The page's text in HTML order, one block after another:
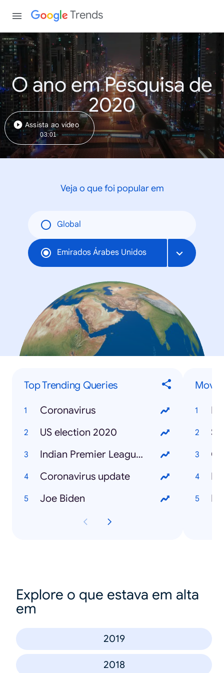
Trends
O ano em Pesquisa de
2020
Assista ao vídeo
03:01
Veja o que foi popular em
Global
Emirados Árabes Unidos
Top Trending Queries
Coronavirus
US election 2020
Indian Premier League (IPL)
Coronavirus update
Joe Biden
Explore o que estava em alta
em
2019
2018